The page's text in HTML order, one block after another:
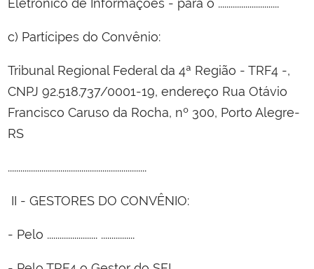
Eletrônico de Informações - para o .............................
c) Partícipes do Convênio:
Tribunal Regional Federal da 4ª Região - TRF4 -,
CNPJ 92.518.737/0001-19, endereço Rua Otávio
Francisco Caruso da Rocha, nº 300, Porto Alegre-
RS
..................................................................
II - GESTORES DO CONVÊNIO:
- Pelo ........................ ................